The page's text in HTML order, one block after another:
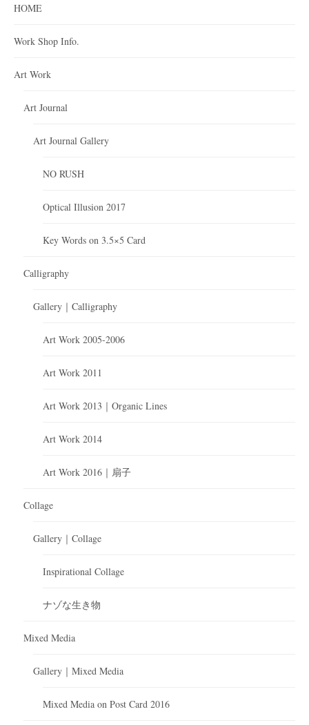
HOME
Work Shop Info.
Art Work
Art Journal
Art Journal Gallery
NO RUSH
Optical Illusion 2017
Key Words on 3.5×5 Card
Calligraphy
Gallery｜Calligraphy
Art Work 2005-2006
Art Work 2011
Art Work 2013｜Organic Lines
Art Work 2014
Art Work 2016｜扇子
Collage
Gallery｜Collage
Inspirational Collage
ナゾな生き物
Mixed Media
Gallery｜Mixed Media
Mixed Media on Post Card 2016